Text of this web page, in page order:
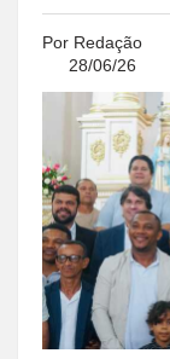
Por Redação
28/06/26